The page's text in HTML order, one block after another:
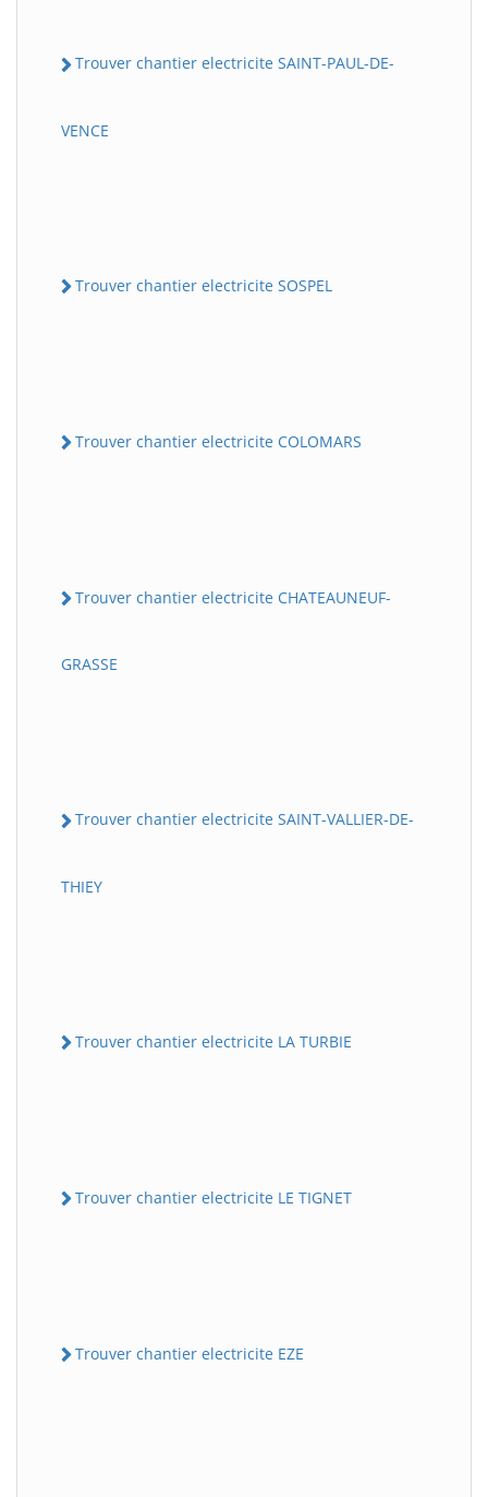
Trouver chantier electricite SAINT-PAUL-DE-
VENCE
Trouver chantier electricite SOSPEL
Trouver chantier electricite COLOMARS
Trouver chantier electricite CHATEAUNEUF-
GRASSE
Trouver chantier electricite SAINT-VALLIER-DE-
THIEY
Trouver chantier electricite LA TURBIE
Trouver chantier electricite LE TIGNET
Trouver chantier electricite EZE